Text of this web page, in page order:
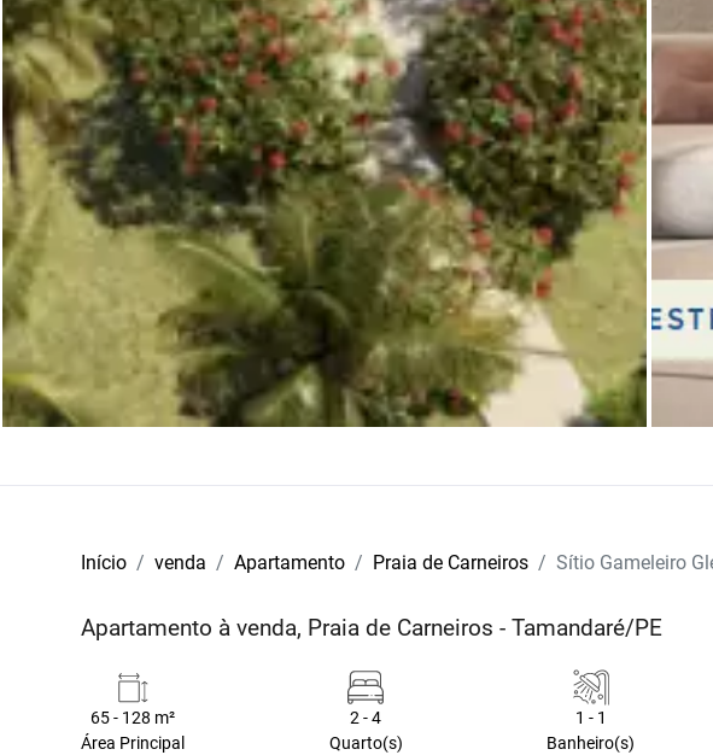
Início venda Apartamento Praia de Carneiros Sítio Gameleiro
Apartamento à venda, Praia de Carneiros - Tamandaré/PE
65 - 128 m²
Área Principal
2 - 4
Quarto(s)
1 - 1
Banheiro(s)